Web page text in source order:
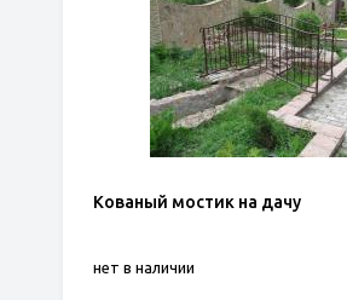
Кованый мостик на дачу
нет в наличии